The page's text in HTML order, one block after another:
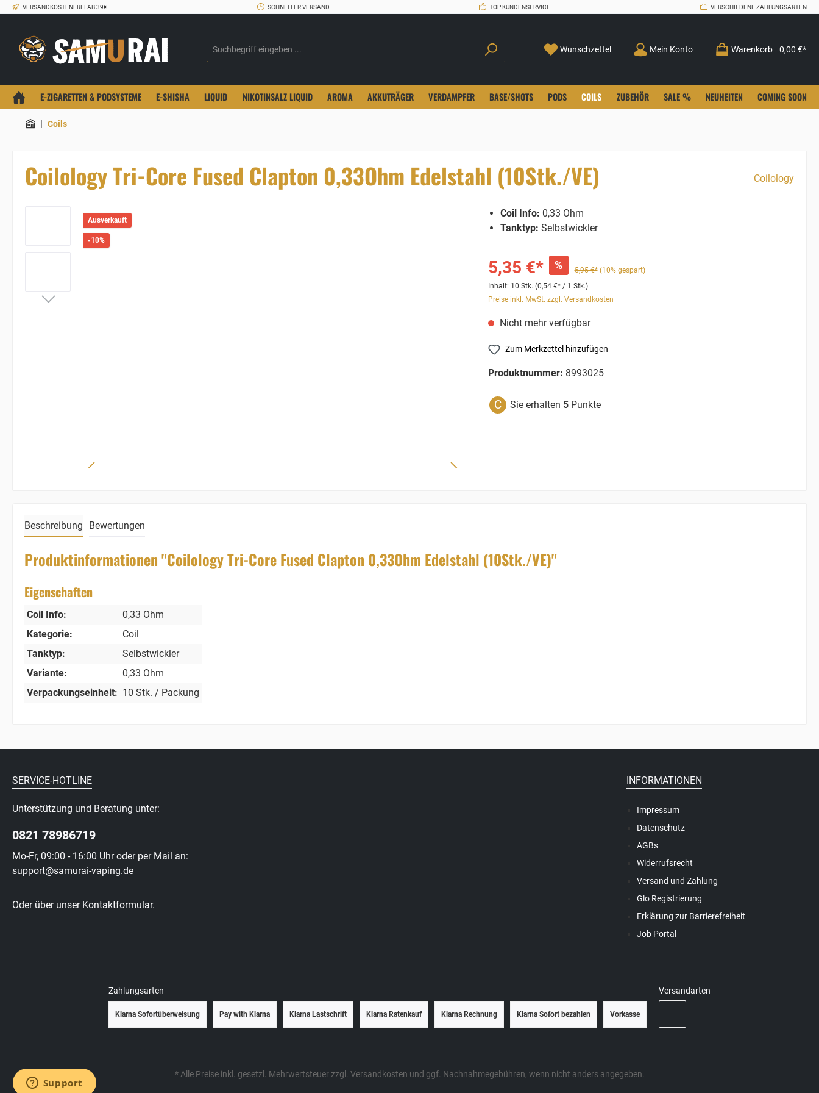
VERSANDKOSTENFREI AB 39€ SCHNELLER VERSAND TOP KUNDENSERVICE VERSCHIEDENE ZAHLUNGSARTEN
Wunschzettel Mein Konto Warenkorb 0,00 €*
E-ZIGARETTEN & PODSYSTEME E-SHISHA LIQUID NIKOTINSALZ LIQUID AROMA AKKUTRÄGER VERDAMPFER BASE/SHOTS PODS COILS ZUBEHÖR SALE % NEUHEITEN COMING SOON
| Coils
Coilology Tri-Core Fused Clapton 0,33Ohm Edelstahl (10Stk./VE) Coilology
Ausverkauft
-10%
Coil Info: 0,33 Ohm
Tanktyp: Selbstwickler
5,35 €* % 5,95 €* (10% gespart)
Inhalt: 10 Stk. (0,54 €* / 1 Stk.)
Preise inkl. MwSt. zzgl. Versandkosten
Nicht mehr verfügbar
Zum Merkzettel hinzufügen
Produktnummer: 8993025
C Sie erhalten 5 Punkte
Beschreibung Bewertungen
Produktinformationen "Coilology Tri-Core Fused Clapton 0,33Ohm Edelstahl (10Stk./VE)"
Eigenschaften
Coil Info:
0,33 Ohm
Kategorie:
Coil
Tanktyp:
Selbstwickler
Variante:
0,33 Ohm
Verpackungseinheit: 10 Stk. / Packung
SERVICE-HOTLINE
Unterstützung und Beratung unter:
0821 78986719
Mo-Fr, 09:00 - 16:00 Uhr oder per Mail an:
support@samurai-vaping.de
Oder über unser Kontaktformular.
INFORMATIONEN
Impressum
Datenschutz
AGBs
Widerrufsrecht
Versand und Zahlung
Glo Registrierung
Erklärung zur Barrierefreiheit
Job Portal
Zahlungsarten
Klarna Sofortüberweisung Pay with Klarna Klarna Lastschrift Klarna Ratenkauf Klarna Rechnung Klarna Sofort bezahlen Vorkasse
Versandarten
* Alle Preise inkl. gesetzl. Mehrwertsteuer zzgl. Versandkosten und ggf. Nachnahmegebühren, wenn nicht anders angegeben.